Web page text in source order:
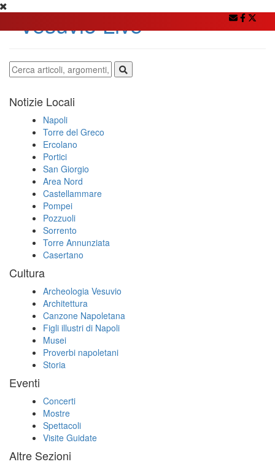
Notizie Locali
Napoli
Torre del Greco
Ercolano
Portici
San Giorgio
Area Nord
Castellammare
Pompei
Pozzuoli
Sorrento
Torre Annunziata
Casertano
Cultura
Archeologia Vesuvio
Architettura
Canzone Napoletana
Figli illustri di Napoli
Musei
Proverbi napoletani
Storia
Eventi
Concerti
Mostre
Spettacoli
Visite Guidate
Altre Sezioni